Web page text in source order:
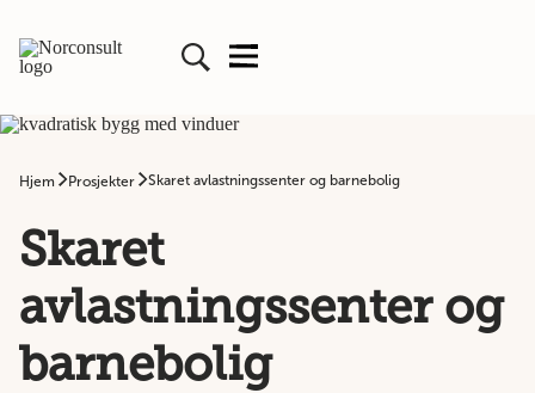
Hjem Prosjekter Skaret avlastningssenter og barnebolig
Skaret
avlastningssenter og
barnebolig